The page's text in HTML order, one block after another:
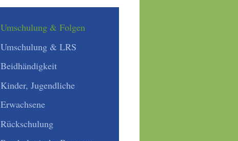
Umschulung & Folgen
Umschulung & LRS
Beidhändigkeit
Kinder, Jugendliche
Erwachsene
Rückschulung